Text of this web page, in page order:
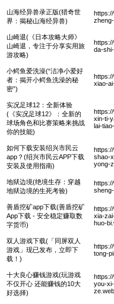
山海经异兽录正版(猎奇世
界：揭秘山海经异兽)
山崎退(《日本攻略大师》
山崎退，专注于分享实用旅
游攻略)
da-
小鳄鱼爱洗澡(“洁净小爱好
者：揭开小鳄鱼洗澡的秘
密”)
xiao-
实况足球12：全新体验
(《实况足球12》：全新的
球场角色和比赛策略来挑战
你的技能)
xin-ti-
lai-
如何下载安装绍兴市民云
app？(绍兴市民云APP下载
安装及使用指南)
shao-
yong-
地狱边境(绝境生存：穿越
地狱边境的生死考验)
善盾挖矿app下载(善盾挖矿
App下载 - 安全稳定赚取数
字货币)
xia-
huo-
双人游戏下载(「同屏双人
游戏」现已发布，立即下
载！)
tong-
十大良心赚钱游戏(玩游戏
不仅开心 还能赚钱的10大
好选择)
you-